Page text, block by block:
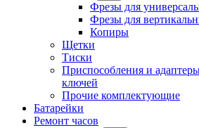
Фрезы для
Фрезы для
Копиры
Щетки
Тиски
Приспособления и
ключей
Прочие комплектующие
Батарейки
Ремонт часов